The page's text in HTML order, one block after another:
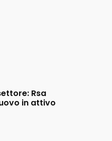
Rsa
in attivo